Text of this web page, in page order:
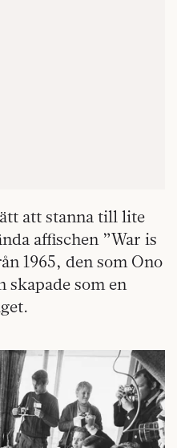
att stanna till lite
affischen ”War is
1965, den som Ono
skapade som en